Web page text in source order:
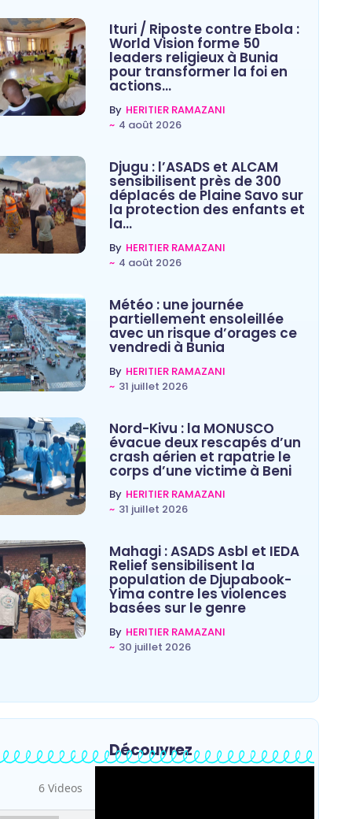
Ituri / Riposte contre Ebola :
World Vision forme 50
leaders religieux à Bunia
pour transformer la foi en
actions…
By HERITIER RAMAZANI
~ 4 août 2026
Djugu : l’ASADS et ALCAM
sensibilisent près de 300
déplacés de Plaine Savo sur
la protection des enfants et
la…
By HERITIER RAMAZANI
~ 4 août 2026
Météo : une journée
partiellement ensoleillée
avec un risque d’orages ce
vendredi à Bunia
By HERITIER RAMAZANI
~ 31 juillet 2026
Nord-Kivu : la MONUSCO
évacue deux rescapés d’un
crash aérien et rapatrie le
corps d’une victime à Beni
By HERITIER RAMAZANI
~ 31 juillet 2026
Mahagi : ASADS Asbl et IEDA
Relief sensibilisent la
population de Djupabook-
Yima contre les violences
basées sur le genre
By HERITIER RAMAZANI
~ 30 juillet 2026
Découvrez
6 Videos